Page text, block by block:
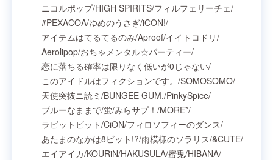
ニコルポップ/HIGH SPIRITS/フィルフェリーチェ/
#PEXACOA/ゆめのうさぎ/iCON!/
アイテムはてるてるのみ/Aproof/イイトコドリ/
Aerolipop/おちゃメンタル☆パーティー/
恋に落ちる確率は限りなく低いが0じゃない/
このアイドルはフィクションです。 /SOMOSOMO/
天使突抜ニ読ミ /BUNGEE GUM./PinkySpice/
ブルーなままで/蛍/みらサプ！ /MORE*/
ラビットビット/CiON/フィロソフィーのダンス/
あたまのなかは8ビット!?/雨模様のソラリス/&CUTE/
エイアイカ/KOURiN/HAKUSULA/蜜兎/HIBANA/